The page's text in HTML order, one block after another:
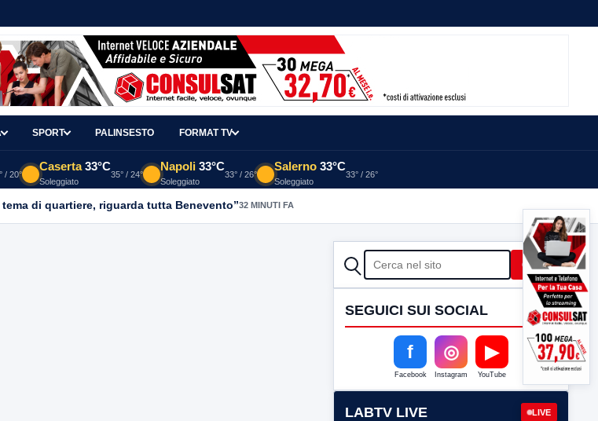
SPORT PALINSESTO FORMAT TV
/ 20°
Caserta 33°C
Soleggiato
35° / 24°
Napoli 33°C
Soleggiato
33° / 26°
Salerno 33°C
Soleggiato
33° / 26°
di quartiere, riguarda tutta Benevento”32 MINUTI FA
CERCA Cerca
SEGUICI SUI SOCIAL
f
Facebook
◎
Instagram
▶
YouTube
LABTV LIVE LIVE